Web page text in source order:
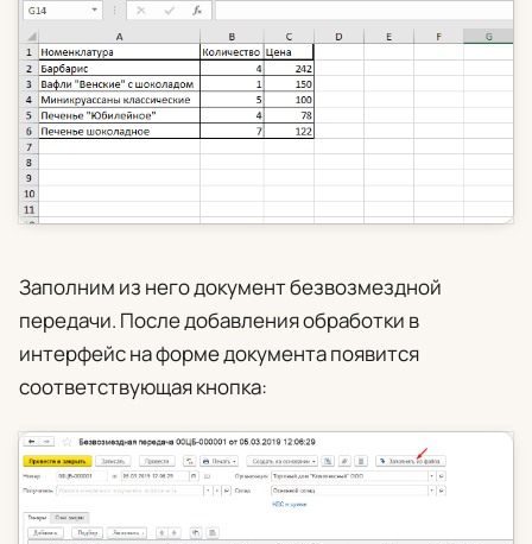
Заполним из него документ безвозмездной
передачи. После добавления обработки в
интерфейс на форме документа появится
соответствующая кнопка: